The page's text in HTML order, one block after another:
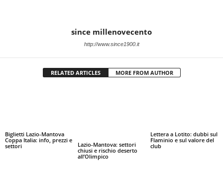
since millenovecento
http://www.since1900.it
RELATED ARTICLES MORE FROM AUTHOR
Biglietti Lazio-Mantova
Coppa Italia: info, prezzi e
settori
Lazio-Mantova: settori
chiusi e rischio deserto
all’Olimpico
Lettera a Lotito: dubbi sul
Flaminio e sul valore del
club